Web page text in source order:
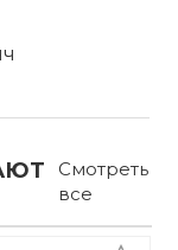
Смотреть
все